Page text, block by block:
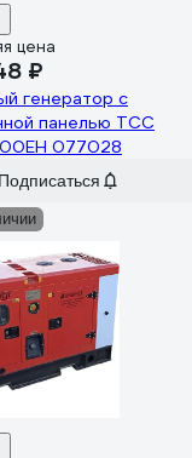
цена
₽
генератор с
панелью ТСС
077028
Подписаться